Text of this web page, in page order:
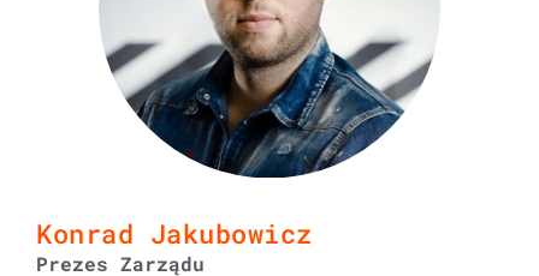
Konrad Jakubowicz
Prezes Zarządu